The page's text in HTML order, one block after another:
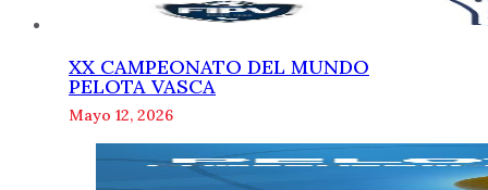
XX CAMPEONATO DEL MUNDO
PELOTA VASCA
Mayo 12, 2026